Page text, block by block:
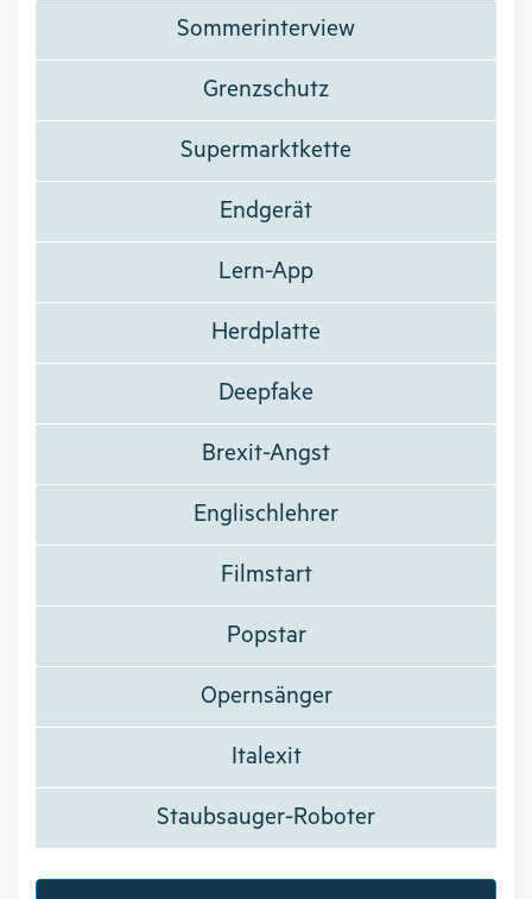
Sommerinterview
Grenzschutz
Supermarktkette
Endgerät
Lern-App
Herdplatte
Deepfake
Brexit-Angst
Englischlehrer
Filmstart
Popstar
Opernsänger
Italexit
Staubsauger-Roboter